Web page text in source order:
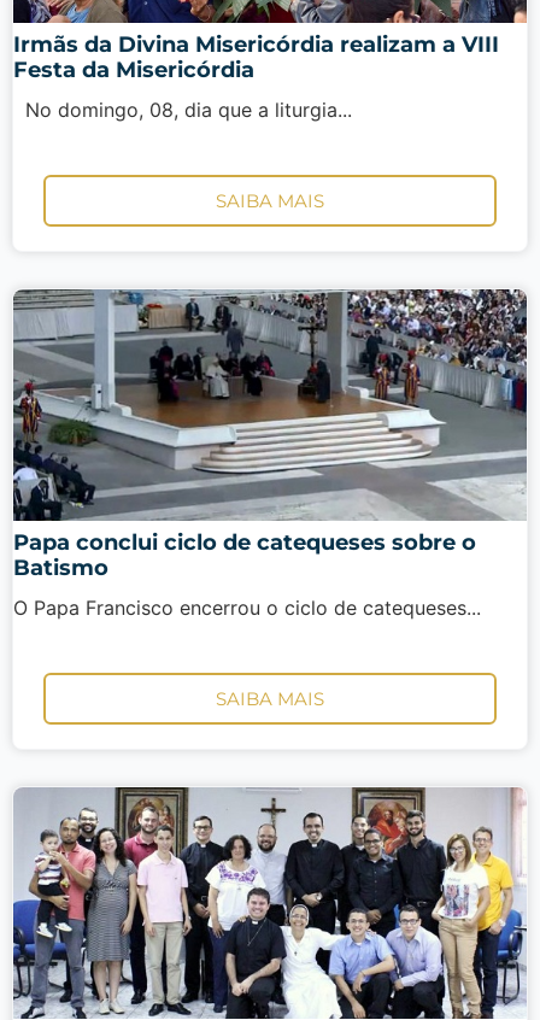
Irmãs da Divina Misericórdia realizam a VIII
Festa da Misericórdia
No domingo, 08, dia que a liturgia...
SAIBA MAIS
Papa conclui ciclo de catequeses sobre o
Batismo
O Papa Francisco encerrou o ciclo de catequeses...
SAIBA MAIS